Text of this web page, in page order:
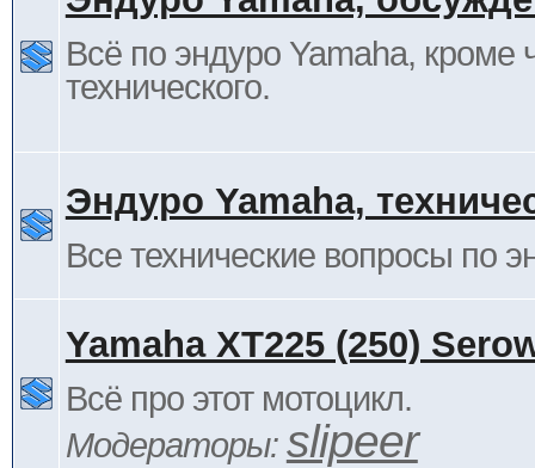
Всё по эндуро Yamaha, кроме
технического.
Эндуро Yamaha,
Все технические вопросы по
Yamaha XT225 (250)
Всё про этот мотоцикл.
Модераторы: slipeer